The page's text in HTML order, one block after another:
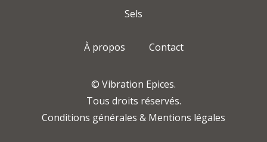
Sels
À propos Contact
© Vibration Epices.
Tous droits réservés.
Conditions générales & Mentions légales